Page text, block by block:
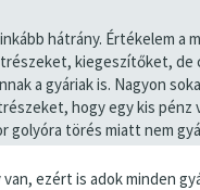
hátrány. Értékelem a
kiegeszítőket, de
a gyáriak is. Nagyon
hogy egy kis pénz
golyóra törés miatt nem
ezért is adok minden